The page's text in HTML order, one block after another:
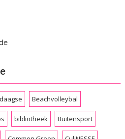
Beachvolleybal
bibliotheek Buitensport